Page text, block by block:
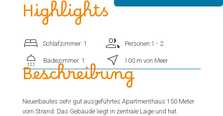
Highlights
bed Schlafzimmer: 1 group Personen:1 - 2
shower Badezimmer: 1 near_me 100 m von Meer
Beschreibung
Neuerbautes sehr gut ausgeführtes Apartmenthaus 150 Meter
vom Strand. Das Gebäude liegt in zentrale Lage und hat